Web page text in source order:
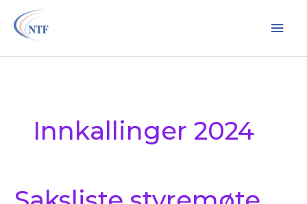
rett
innholdet
Innkallinger 2024
Saksliste